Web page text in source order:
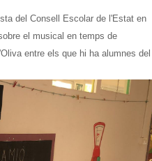
del Consell Escolar de l'Estat en
el musical en temps de
entre els que hi ha alumnes del